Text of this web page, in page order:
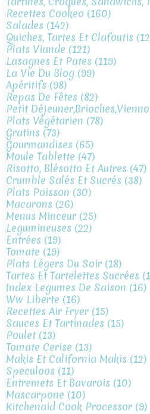
Recettes Cookeo (160)
Salades (142)
Quiches, Tartes Et Clafoutis
Plats Viande (121)
Lasagnes Et Pates (119)
La Vie Du Blog (99)
Apéritifs (98)
Repas De Fêtes (82)
Petit
Plats Végétarien (78)
Gratins (73)
Gourmandises (65)
Moule Tablette (47)
Risotto, Blésotto Et Autres (47)
Crumble Salés Et Sucrés (38)
Plats Poisson (30)
Macarons (26)
Menus Minceur (25)
Legumineuses (22)
Entrées (19)
Tomate (19)
Plats Légers Du Soir (18)
Tartes Et Tartelettes Sucrées
Index Legumes De Saison (16)
Ww Liberte (16)
Recettes Air Fryer (15)
Sauces Et Tartinades (15)
Poulet(13)
Tomate Cerise (13)
Makis Et California Makis (12)
Speculoos (11)
Entremets Et Bavarois (10)
Mascarpone (10)
Kitchenaid Cook Processor (9)